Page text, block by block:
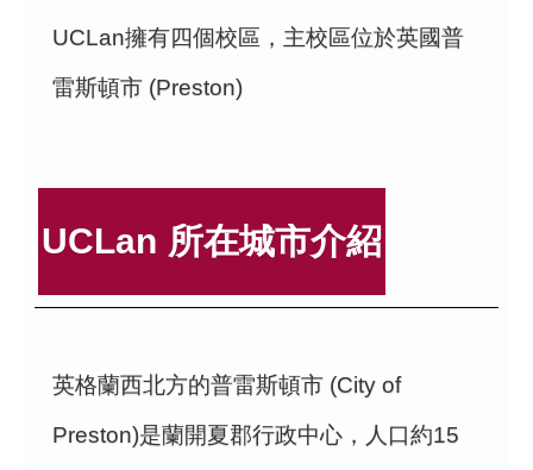
UCLan擁有四個校區，主校區位於英國普
雷斯頓市 (Preston)
UCLan 所在城市介紹
英格蘭西北方的普雷斯頓市 (City of
Preston)是蘭開夏郡行政中心，人口約15